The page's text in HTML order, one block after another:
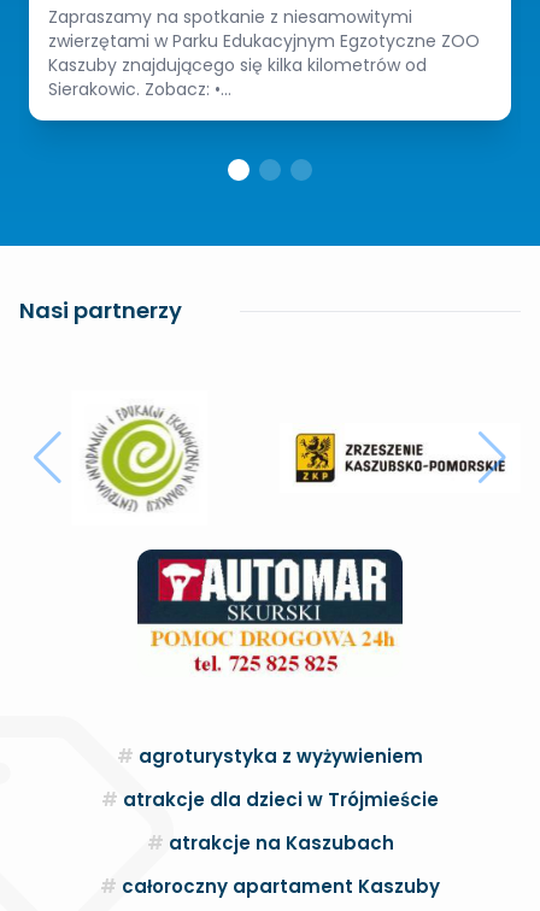
Zapraszamy na spotkanie z niesamowitymi
zwierzętami w Parku Edukacyjnym Egzotyczne ZOO
Kaszuby znajdującego się kilka kilometrów od
Sierakowic. Zobacz: •...
Nasi partnerzy
agroturystyka z wyżywieniem
atrakcje dla dzieci w Trójmieście
atrakcje na Kaszubach
całoroczny apartament Kaszuby